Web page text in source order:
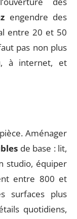
engendre des
entre 20 et 50
pas non plus
à internet, et
Aménager
de base : lit,
studio, équiper
entre 800 et
surfaces plus
quotidiens,